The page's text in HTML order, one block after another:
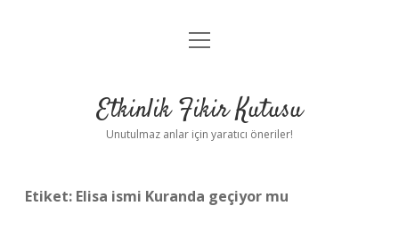
Anasayfa
Yasal Uyarı
menüyü
Etkinlik Fikir Kutusu
Unutulmaz anlar için yaratıcı öneriler!
Etiket: Elisa ismi Kuranda geçiyor mu